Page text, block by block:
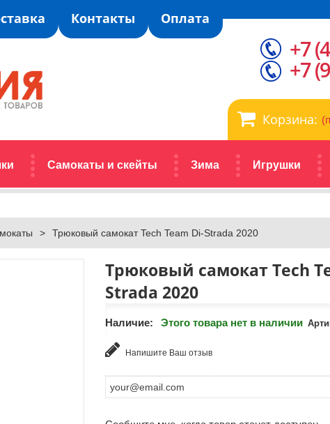
Контакты Оплата
Корзина:
Самокаты и скейты Зима Игрушки
+7
+7
> Трюковый самокат Tech Team Di-Strada 2020
Трюковый самокат Tech
Strada 2020
Наличие: Этого товара нет в наличии
Напишите Ваш отзыв